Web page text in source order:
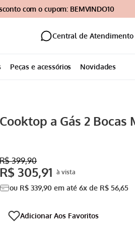
com o cupom: BEMVINDO10
Central de Atendimento
Peças e acessórios Novidades
Cooktop a Gás 2 Bocas
R$ 399,90
R$ 305,91
ou R$ 339,90 em até6x de R$ 56,65